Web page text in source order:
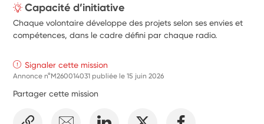
Capacité d’initiative
Chaque volontaire développe des projets selon ses envies et
compétences, dans le cadre défini par chaque radio.
Signaler cette mission
Annonce n°M260014031 publiée le15 juin 2026
Partager cette mission